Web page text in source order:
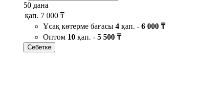
50 дана
қап. 7 000 ₸
Ұсақ көтерме бағасы 4 қап. - 6 000 ₸
Оптом 10 қап. - 5 500 ₸
Себетке